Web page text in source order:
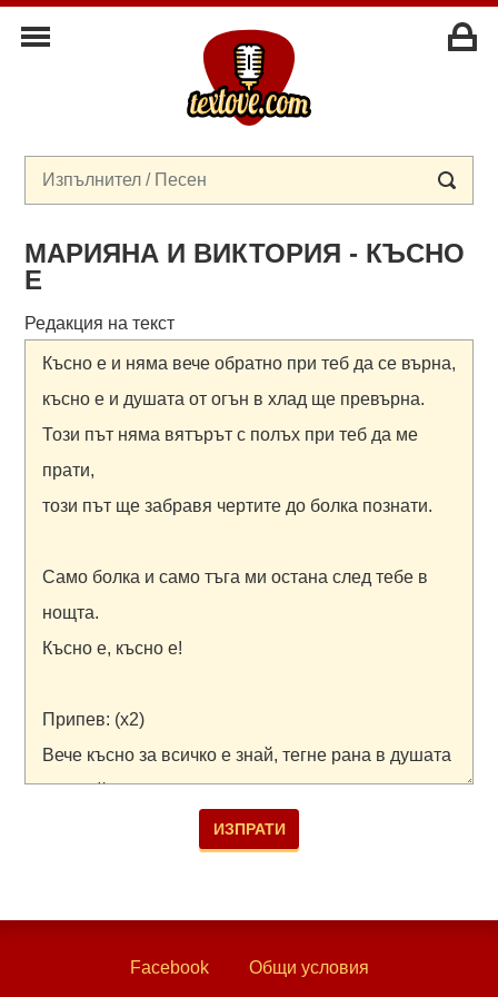
МАРИЯНА И ВИКТОРИЯ - КЪСНО
Е
Редакция на текст
Facebook Общи условия